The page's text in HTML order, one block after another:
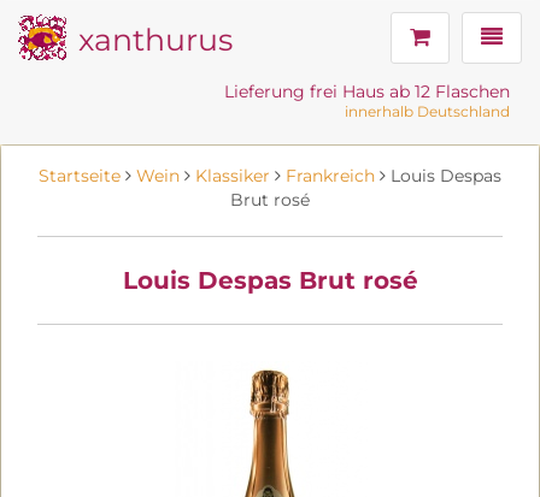
xanthurus
Lieferung frei Haus ab 12 Flaschen
innerhalb Deutschland
Startseite Wein Klassiker Frankreich
Louis Despas
Brut rosé
Louis Despas Brut rosé